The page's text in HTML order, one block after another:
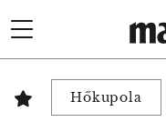
Hőkupola